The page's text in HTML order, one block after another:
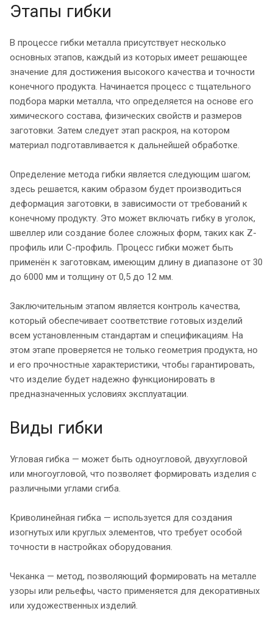
Этапы гибки
В процессе гибки металла присутствует несколько
основных этапов, каждый из которых имеет решающее
значение для достижения высокого качества и точности
конечного продукта. Начинается процесс с тщательного
подбора марки металла, что определяется на основе его
химического состава, физических свойств и размеров
заготовки. Затем следует этап раскроя, на котором
материал подготавливается к дальнейшей обработке.
Определение метода гибки является следующим шагом;
здесь решается, каким образом будет производиться
деформация заготовки, в зависимости от требований к
конечному продукту. Это может включать гибку в уголок,
швеллер или создание более сложных форм, таких как Z-
профиль или С-профиль. Процесс гибки может быть
применён к заготовкам, имеющим длину в диапазоне от 30
до 6000 мм и толщину от 0,5 до 12 мм.
Заключительным этапом является контроль качества,
который обеспечивает соответствие готовых изделий
всем установленным стандартам и спецификациям. На
этом этапе проверяется не только геометрия продукта, но
и его прочностные характеристики, чтобы гарантировать,
что изделие будет надежно функционировать в
предназначенных условиях эксплуатации.
Виды гибки
Угловая гибка — может быть одноугловой, двухугловой
или многоугловой, что позволяет формировать изделия с
различными углами сгиба.
Криволинейная гибка — используется для создания
изогнутых или круглых элементов, что требует особой
точности в настройках оборудования.
Чеканка — метод, позволяющий формировать на металле
узоры или рельефы, часто применяется для декоративных
или художественных изделий.